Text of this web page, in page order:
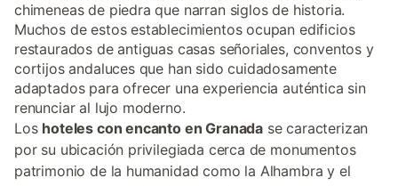
chimeneas de piedra que narran siglos de historia.
Muchos de estos establecimientos ocupan edificios
restaurados de antiguas casas señoriales, conventos y
cortijos andaluces que han sido cuidadosamente
adaptados para ofrecer una experiencia auténtica sin
renunciar al lujo moderno.
Los hoteles con encanto en Granada se caracterizan
por su ubicación privilegiada cerca de monumentos
patrimonio de la humanidad como la Alhambra y el